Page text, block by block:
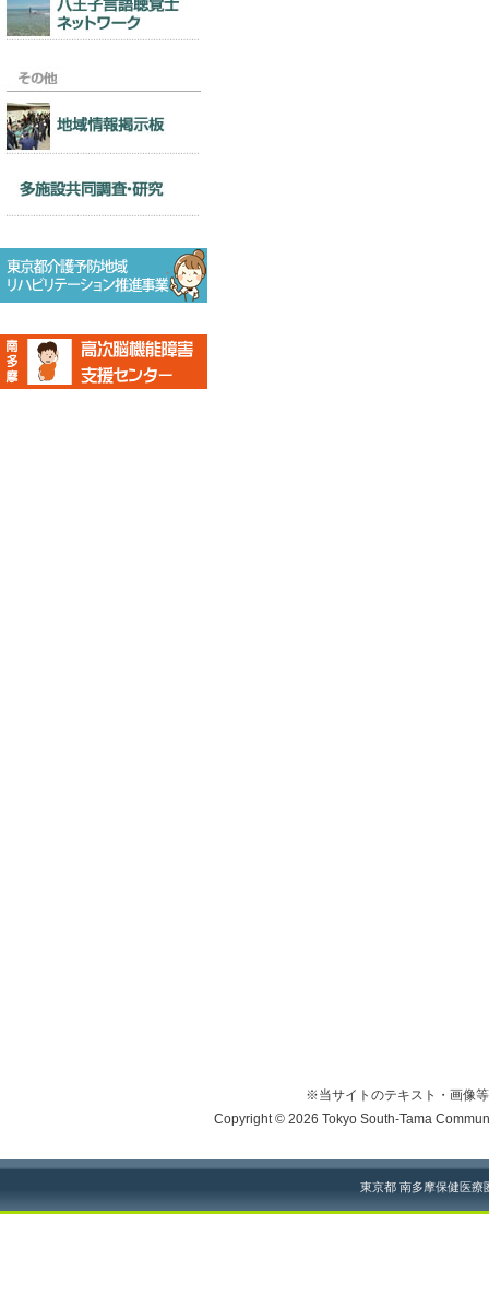
※当サイトのテキスト・画像
Copyright © 2026 Tokyo South-Tama
東京都 南多摩保健医療